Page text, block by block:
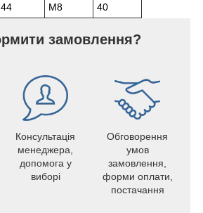
44 М8 40
замовлення?
Консультація
менеджера,
допомога у
виборі
Обговорення
умов
замовлення,
форми оплати,
постачання